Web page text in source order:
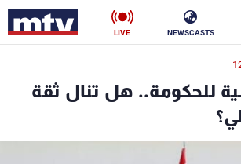
NEWSCASTS
LIVE
للحكومة.. هل تنال ثقة
ناس